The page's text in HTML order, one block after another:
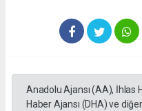
Anadolu Ajansı (AA), İhlas
Haber Ajansı (DHA) ve